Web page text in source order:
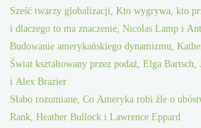
Sześć twarzy globalizacji, Kto wygrywa, kto
i dlaczego to ma znaczenie, Nicolas Lamp i
Budowanie amerykańskiego dynamizmu,
Świat kształtowany przez podaż, Elga Bartsch,
i Alex Brazier
Słabo rozumiane, Co Ameryka robi źle o
Rank, Heather Bullock i Lawrence Eppard